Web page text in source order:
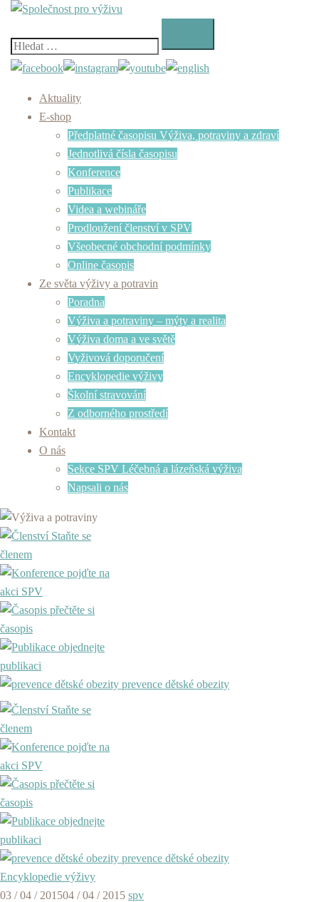
Skip
content
Vyhledávání
Aktuality
E-shop
Předplatné časopisu Výživa, potraviny a zdraví
Jednotlivá čísla časopisu
Konference
Publikace
Videa a webináře
Prodloužení členství v SPV
Všeobecné obchodní podmínky
Online časopis
Ze světa výživy a potravin
Poradna
Výživa a potraviny – mýty a realita
Výživa doma a ve světě
Vyživová doporučení
Encyklopedie výživy
Školní stravování
Z odborného prostředí
Kontakt
O nás
Sekce SPV Léčebná a lázeňská výživa
Napsali o nás
Staňte se
členem
pojďte na
akci SPV
přečtěte si
časopis
objednejte
publikaci
prevence dětské obezity
Staňte se
členem
pojďte na
akci SPV
přečtěte si
časopis
objednejte
publikaci
prevence dětské obezity
Encyklopedie výživy
03 / 04 / 201504 / 04 / 2015 spv